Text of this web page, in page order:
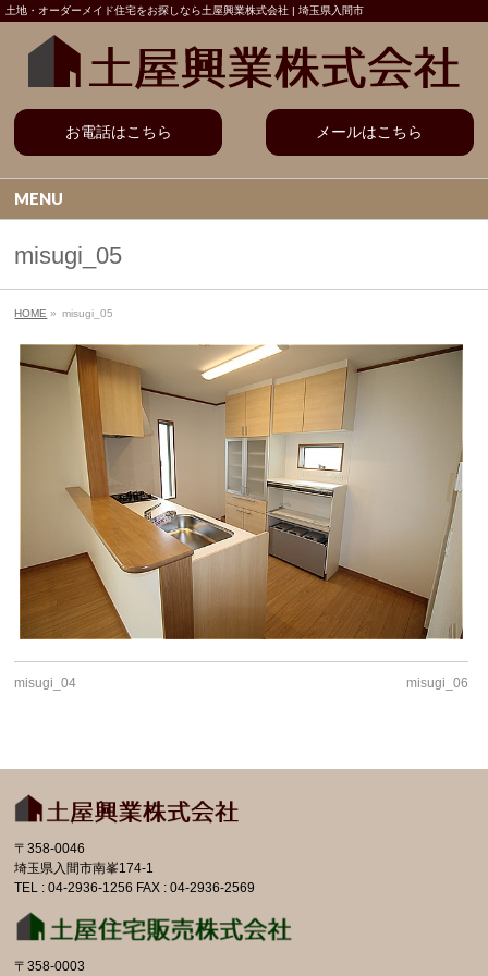
土地・オーダーメイド住宅をお探しなら土屋興業株式会社 | 埼玉県入間市
お電話はこちら メールはこちら
MENU
misugi_05
HOME » misugi_05
misugi_04 misugi_06
〒358-0046
埼玉県入間市南峯174-1
TEL : 04-2936-1256 FAX : 04-2936-2569
〒358-0003